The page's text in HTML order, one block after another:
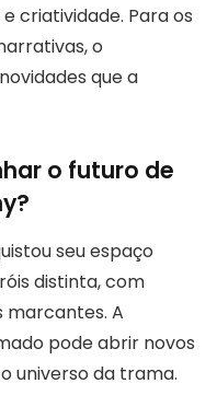
criatividade. Para os
o
que a
o futuro de
seu espaço
distinta, com
marcantes. A
pode abrir novos
universo da trama.